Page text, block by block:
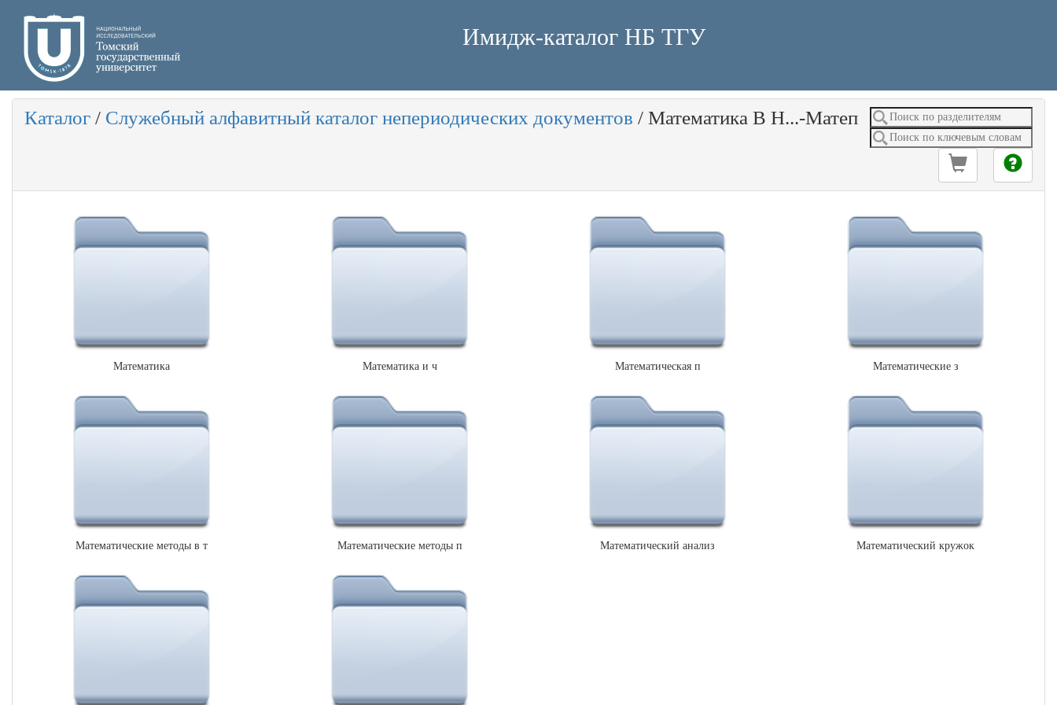
Имидж-каталог НБ ТГУ
Каталог / Служебный алфавитный каталог непериодических документов / Математика В Н...-Матеп
Математика Математика и ч Математическая п Математические з
Математические методы в т Математические методы п Математический анализ Математический кружок